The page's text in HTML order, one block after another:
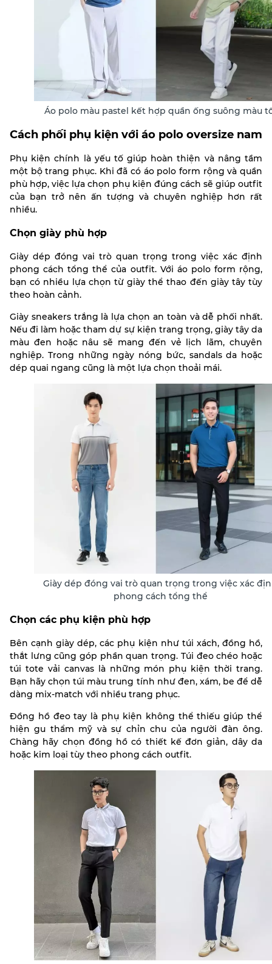
Áo polo màu pastel kết hợp quần ống suông màu
Cách phối phụ kiện với áo polo oversize nam
Phụ kiện chính là yếu tố giúp hoàn thiện và nâng tầm
một bộ trang phục. Khi đã có áo polo form rộng và quần
phù hợp, việc lựa chọn phụ kiện đúng cách sẽ giúp outfit
của bạn trở nên ấn tượng và chuyên nghiệp hơn rất
nhiều.
Chọn giày phù hợp
Giày dép đóng vai trò quan trọng trong việc xác định
phong cách tổng thể của outfit. Với áo polo form rộng,
bạn có nhiều lựa chọn từ giày thể thao đến giày tây tùy
theo hoàn cảnh.
Giày sneakers trắng là lựa chọn an toàn và dễ phối nhất.
Nếu đi làm hoặc tham dự sự kiện trang trọng, giày tây da
màu đen hoặc nâu sẽ mang đến vẻ lịch lãm, chuyên
nghiệp. Trong những ngày nóng bức, sandals da hoặc
dép quai ngang cũng là một lựa chọn thoải mái.
Giày dép đóng vai trò quan trọng trong việc xác
phong cách tổng thể
Chọn các phụ kiện phù hợp
Bên cạnh giày dép, các phụ kiện như túi xách, đồng hồ,
thắt lưng cũng góp phần quan trọng. Túi đeo chéo hoặc
túi tote vải canvas là những món phụ kiện thời trang.
Bạn hãy chọn túi màu trung tính như đen, xám, be để dễ
dàng mix-match với nhiều trang phục.
Đồng hồ đeo tay là phụ kiện không thể thiếu giúp thể
hiện gu thẩm mỹ và sự chỉn chu của người đàn ông.
Chàng hãy chọn đồng hồ có thiết kế đơn giản, dây da
hoặc kim loại tùy theo phong cách outfit.